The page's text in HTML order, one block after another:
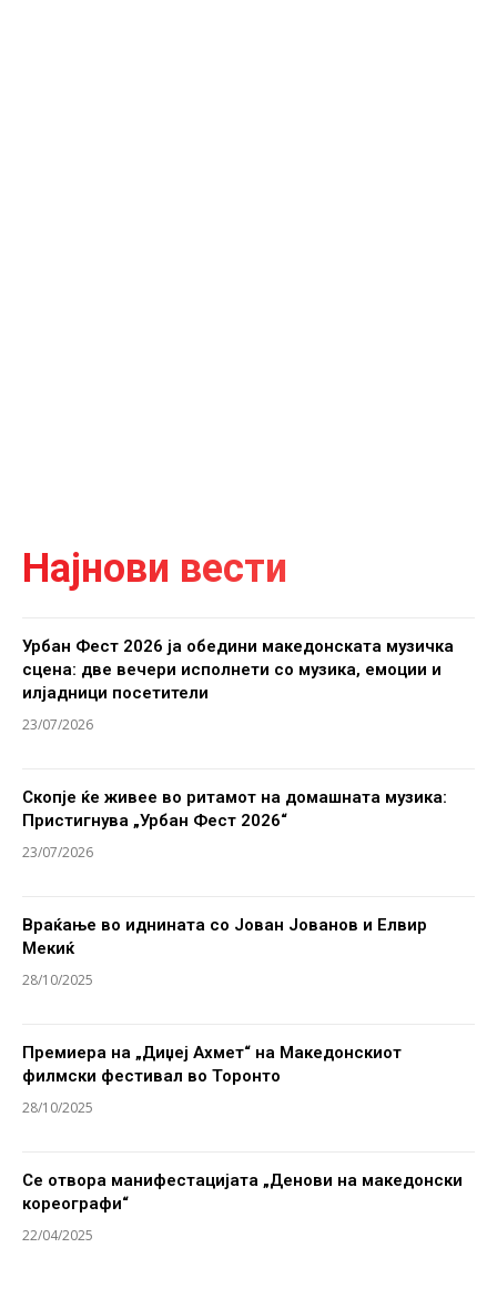
Најнови вести
Урбан Фест 2026 ја обедини македонската музичка
сцена: две вечери исполнети со музика, емоции и
илјадници посетители
23/07/2026
Скопје ќе живее во ритамот на домашната музика:
Пристигнува „Урбан Фест 2026“
23/07/2026
Враќање во иднината со Јован Јованов и Елвир
Мекиќ
28/10/2025
Премиера на „Диџеј Ахмет“ на Македонскиот
филмски фестивал во Торонто
28/10/2025
Се отвора манифестацијата „Денови на македонски
кореографи“
22/04/2025